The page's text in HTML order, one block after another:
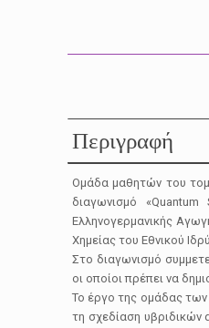
Περιγραφή
Ομάδα μαθητών του
διαγωνισμό
Ελληνογερμανικής
Χημείας του Εθνικού
Στο διαγωνισμό
οι οποίοι πρέπει να
Το έργο της ομάδας των
τη σχεδίαση υβριδικών